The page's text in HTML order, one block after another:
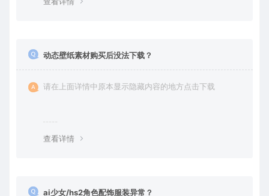
动态壁纸素材购买后没法下载？
请在上面详情中原本显示隐藏内容的地方点击下载
查看详情
ai少女/hs2角色配饰服装异常？